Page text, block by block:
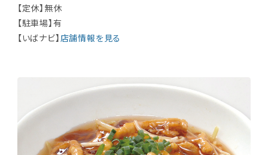
【定休】無休
【駐車場】有
【いばナビ】 店舗情報を見る